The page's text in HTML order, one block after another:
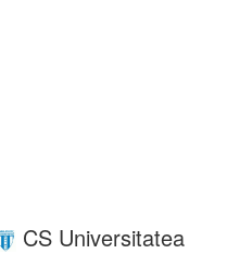
CS Universitatea